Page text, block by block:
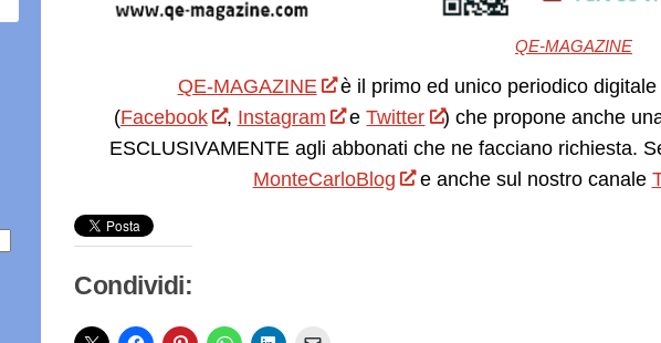
QE-MAGAZINE
QE-MAGAZINE
è il primo ed unico periodico
(Facebook , Instagram eTwitter
) che propone anche
ESCLUSIVAMENTE agli abbonati che ne facciano richiesta.
MonteCarloBlog
e anche sul nostro canale
Condividi: